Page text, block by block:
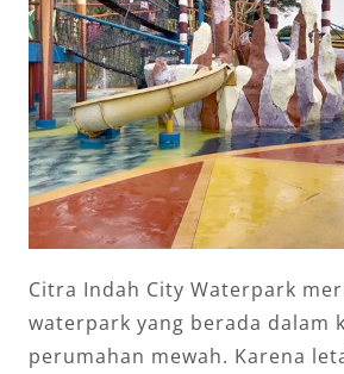
Citra Indah City Waterpark
waterpark yang berada dalam
perumahan mewah. Karena